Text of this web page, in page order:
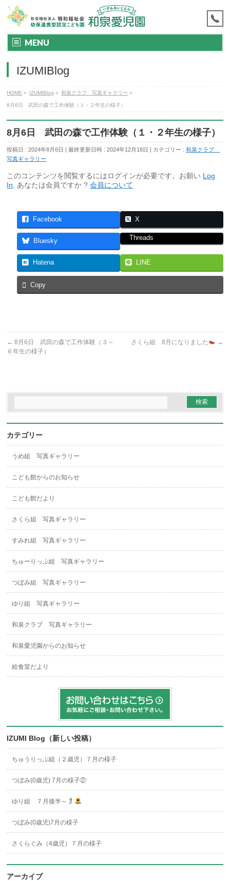
MENU
IZUMIBlog
HOME » IZUMIBlog » 和泉クラブ 写真ギャラリー »
8月6日 武田の森で工作体験（１・２年生の様子）
8月6日 武田の森で工作体験（１・２年生の様子）
投稿日 : 2024年8月6日 最終更新日時 : 2024年12月18日 カテゴリー :和泉クラブ
写真ギャラリー
このコンテンツを閲覧するにはログインが必要です。お願い Log
In . あなたは会員ですか ?会員について
Facebook X
Bluesky Threads
Hatena LINE
Copy
← 8月6日 武田の森で工作体験（３～
６年生の様子）
さくら組 8月になりました →
カテゴリー
うめ組 写真ギャラリー
こども館からのお知らせ
こども館だより
さくら組 写真ギャラリー
すみれ組 写真ギャラリー
ちゅーりっぷ組 写真ギャラリー
つぼみ組 写真ギャラリー
ゆり組 写真ギャラリー
和泉クラブ 写真ギャラリー
和泉愛児園からのお知らせ
給食室だより
IZUMI Blog（新しい投稿）
ちゅうりっぷ組（２歳児）７月の様子
つぼみ(0歳児) 7月の様子②
ゆり組 ７月後半～
つぼみ(0歳児)7月の様子
さくらぐみ（4歳児）７月の様子
アーカイブ